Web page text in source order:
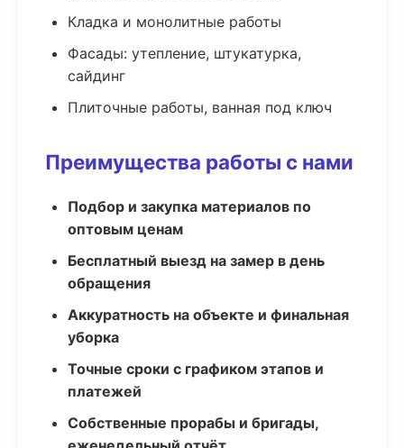
Кладка и монолитные работы
Фасады: утепление, штукатурка,
сайдинг
Плиточные работы, ванная под ключ
Преимущества работы с нами
Подбор и закупка материалов по
оптовым ценам
Бесплатный выезд на замер в день
обращения
Аккуратность на объекте и финальная
уборка
Точные сроки с графиком этапов и
платежей
Собственные прорабы и бригады,